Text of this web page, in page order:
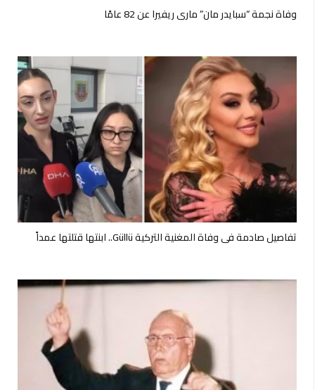
وفاة نجمة “سبايدر مان” ماري ريفيرا عن 82 عامًا
تفاصيل صادمة في وفاة المغنية التركية Güllü.. ابنتها قتلتها عمداً